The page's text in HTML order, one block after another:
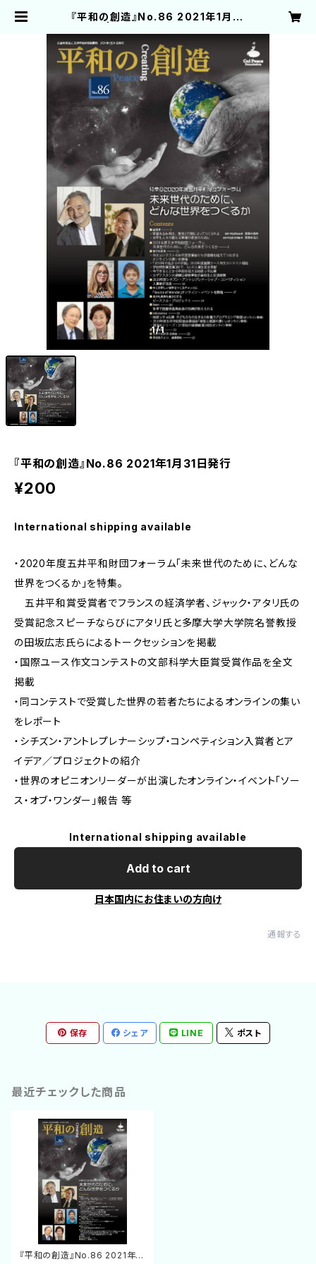
『平和の創造』No.86 2021年1月31
1/1
『平和の創造』No.86 2021年1月31日発行
¥200
International shipping available
・2020年度五井平和財団フォーラム「未来世代のために、どんな
世界をつくるか」を特集。
五井平和賞受賞者でフランスの経済学者、ジャック・アタリ氏の
受賞記念スピーチならびにアタリ氏と多摩大学大学院名誉教授
の田坂広志氏らによるトークセッションを掲載
・国際ユース作文コンテストの文部科学大臣賞受賞作品を全文
掲載
・同コンテストで受賞した世界の若者たちによるオンラインの集い
をレポート
・シチズン・アントレプレナーシップ・コンペティション入賞者とア
イデア／プロジェクトの紹介
・世界のオピニオンリーダーが出演したオンライン・イベント「ソー
ス・オブ・ワンダー」報告 等
International shipping available
Add to cart
日本国内にお住まいの方向け
通報する
保存 シェア LINE ポスト
最近チェックした商品
『平和の創造』No.86 2021年1